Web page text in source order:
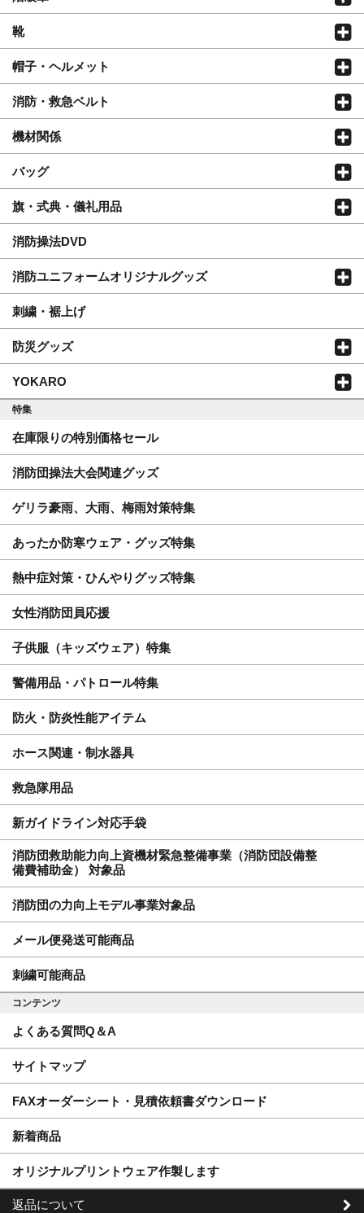
靴
帽子・ヘルメット
消防・救急ベルト
機材関係
バッグ
旗・式典・儀礼用品
消防操法DVD
消防ユニフォームオリジナルグッズ
刺繍・裾上げ
防災グッズ
YOKARO
特集
在庫限りの特別価格セール
消防団操法大会関連グッズ
ゲリラ豪雨、大雨、梅雨対策特集
あったか防寒ウェア・グッズ特集
熱中症対策・ひんやりグッズ特集
女性消防団員応援
子供服（キッズウェア）特集
警備用品・パトロール特集
防火・防炎性能アイテム
ホース関連・制水器具
救急隊用品
新ガイドライン対応手袋
消防団救助能力向上資機材緊急整備事業（消防団設備整
備費補助金） 対象品
消防団の力向上モデル事業対象品
メール便発送可能商品
刺繍可能商品
コンテンツ
よくある質問Q＆A
サイトマップ
FAXオーダーシート・見積依頼書ダウンロード
新着商品
オリジナルプリントウェア作製します
返品について